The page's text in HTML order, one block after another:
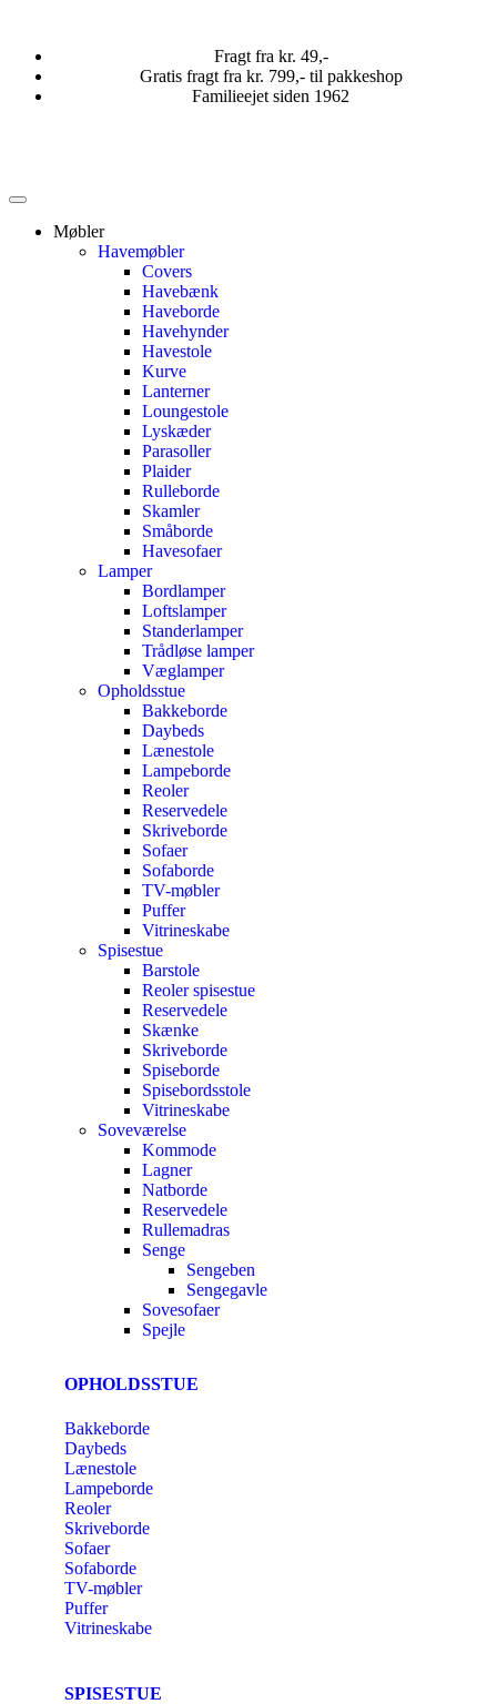
Fragt fra kr. 49,-
Gratis fragt fra kr. 799,- til pakkeshop
Familieejet siden 1962
Møbler
Havemøbler
Covers
Havebænk
Haveborde
Havehynder
Havestole
Kurve
Lanterner
Loungestole
Lyskæder
Parasoller
Plaider
Rulleborde
Skamler
Småborde
Havesofaer
Lamper
Bordlamper
Loftslamper
Standerlamper
Trådløse lamper
Væglamper
Opholdsstue
Bakkeborde
Daybeds
Lænestole
Lampeborde
Reoler
Reservedele
Skriveborde
Sofaer
Sofaborde
TV-møbler
Puffer
Vitrineskabe
Spisestue
Barstole
Reoler spisestue
Reservedele
Skænke
Skriveborde
Spiseborde
Spisebordsstole
Vitrineskabe
Soveværelse
Kommode
Lagner
Natborde
Reservedele
Rullemadras
Senge
Sengeben
Sengegavle
Sovesofaer
Spejle
OPHOLDSSTUE
Bakkeborde
Daybeds
Lænestole
Lampeborde
Reoler
Skriveborde
Sofaer
Sofaborde
TV-møbler
Puffer
Vitrineskabe
SPISESTUE